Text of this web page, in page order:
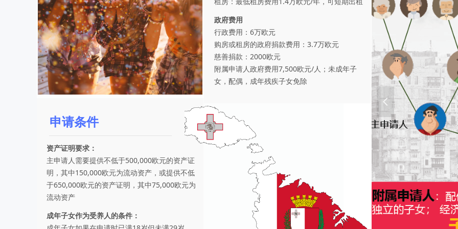
申请条件
资产证明要求：
主申请人需要提供不低于500,000欧元的资产证
明，其中150,000欧元为流动资产，或提供不低
于650,000欧元的资产证明，其中75,000欧元为
流动资产
成年子女作为受养人的条件：
넳
政府费用
行政费用：6万欧元
购房或租房的政府捐款费用：3.7万欧元
慈善捐款：2000欧元
附属申请人政府费用7,500欧元/人；未成年子
女，配偶，成年残疾子女免除